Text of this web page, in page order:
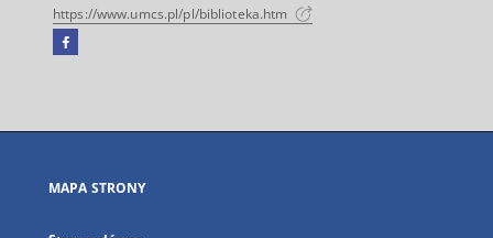
https://www.umcs.pl/pl/biblioteka.htm
Facebook
się
karcie
MAPA STRONY